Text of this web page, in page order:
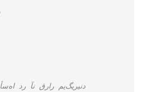
// صفی که رأس‌ها در آن قرار می‌گیریند